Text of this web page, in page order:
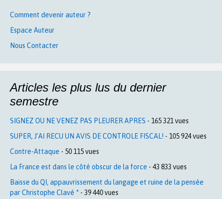
Comment devenir auteur ?
Espace Auteur
Nous Contacter
Articles les plus lus du dernier
semestre
SIGNEZ OU NE VENEZ PAS PLEURER APRES - 165 321 vues
SUPER, J’AI RECU UN AVIS DE CONTROLE FISCAL! - 105 924 vues
Contre-Attaque - 50 115 vues
La France est dans le côté obscur de la force - 43 833 vues
Baisse du QI, appauvrissement du langage et ruine de la pensée
par Christophe Clavé * - 39 440 vues